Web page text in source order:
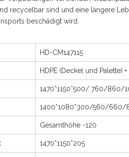
recycelbar sind und eine längere
beschädigt wird.
HD-CM147115
HDPE (Deckel und Palette)
1470*1150*500/ 760/860/
1400*1080*300/560/660/
Gesamthöhe -120
1470*1150*205